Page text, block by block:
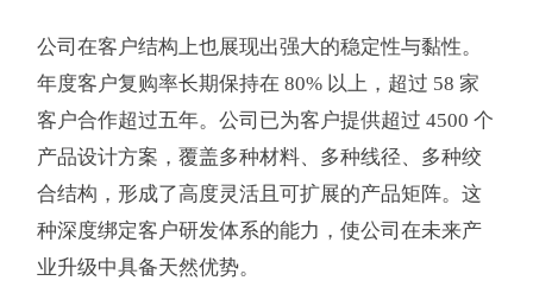
公司在客户结构上也展现出强大的稳定性与黏性。
年度客户复购率长期保持在 80% 以上，超过 58 家
客户合作超过五年。公司已为客户提供超过 4500 个
产品设计方案，覆盖多种材料、多种线径、多种绞
合结构，形成了高度灵活且可扩展的产品矩阵。这
种深度绑定客户研发体系的能力，使公司在未来产
业升级中具备天然优势。